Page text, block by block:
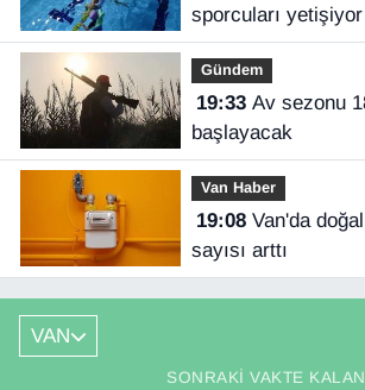
sporcuları yetişiyor
Gündem
19:33Av sezonu 18 Ağustos'ta
başlayacak
Van Haber
19:08Van'da doğal gaz abone
sayısı arttı
VAN
SONRAKI VAKTE KALAN